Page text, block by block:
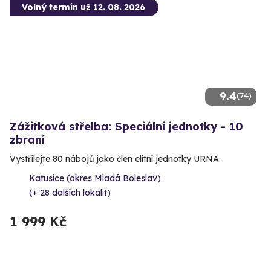
9.4(74)
Volný termín už 12. 08. 2026
Zážitková střelba: Speciální jednotky - 10
zbraní
Vystřílejte 80 nábojů jako člen elitní jednotky URNA.
Katusice (okres Mladá Boleslav)
(+ 28 dalších lokalit)
1 999 Kč